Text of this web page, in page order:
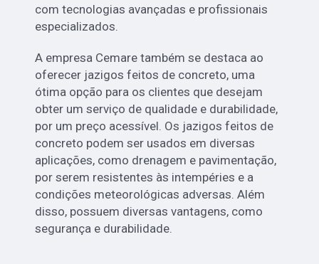
com tecnologias avançadas e profissionais
especializados.
A empresa Cemare também se destaca ao
oferecer jazigos feitos de concreto, uma
ótima opção para os clientes que desejam
obter um serviço de qualidade e durabilidade,
por um preço acessível. Os jazigos feitos de
concreto podem ser usados em diversas
aplicações, como drenagem e pavimentação,
por serem resistentes às intempéries e a
condições meteorológicas adversas. Além
disso, possuem diversas vantagens, como
segurança e durabilidade.